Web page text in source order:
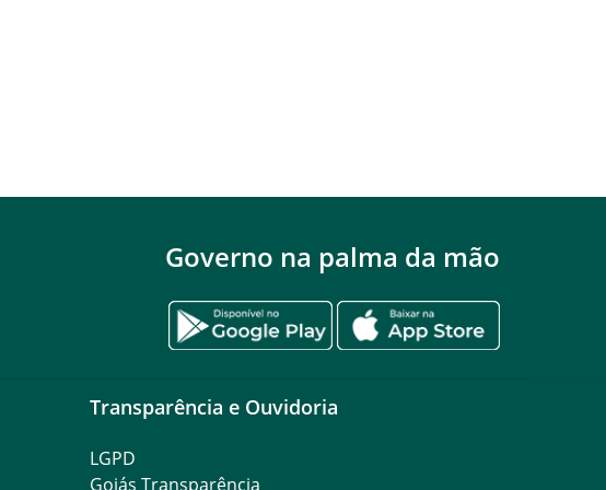
Governo na palma da mão
Transparência e Ouvidoria
LGPD
Goiás Transparência